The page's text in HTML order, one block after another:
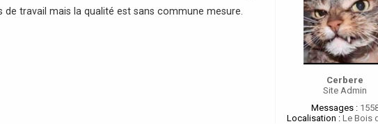
Cerbere
Site Admin
Messages :
Localisation :Le Bois
travail mais la qualité est sans commune mesure.